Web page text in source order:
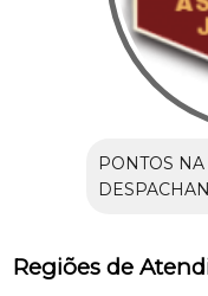
PONTOS
Regiões de